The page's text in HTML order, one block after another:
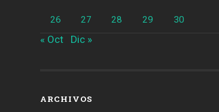
26 27 28 29 30
« Oct Dic »
ARCHIVOS